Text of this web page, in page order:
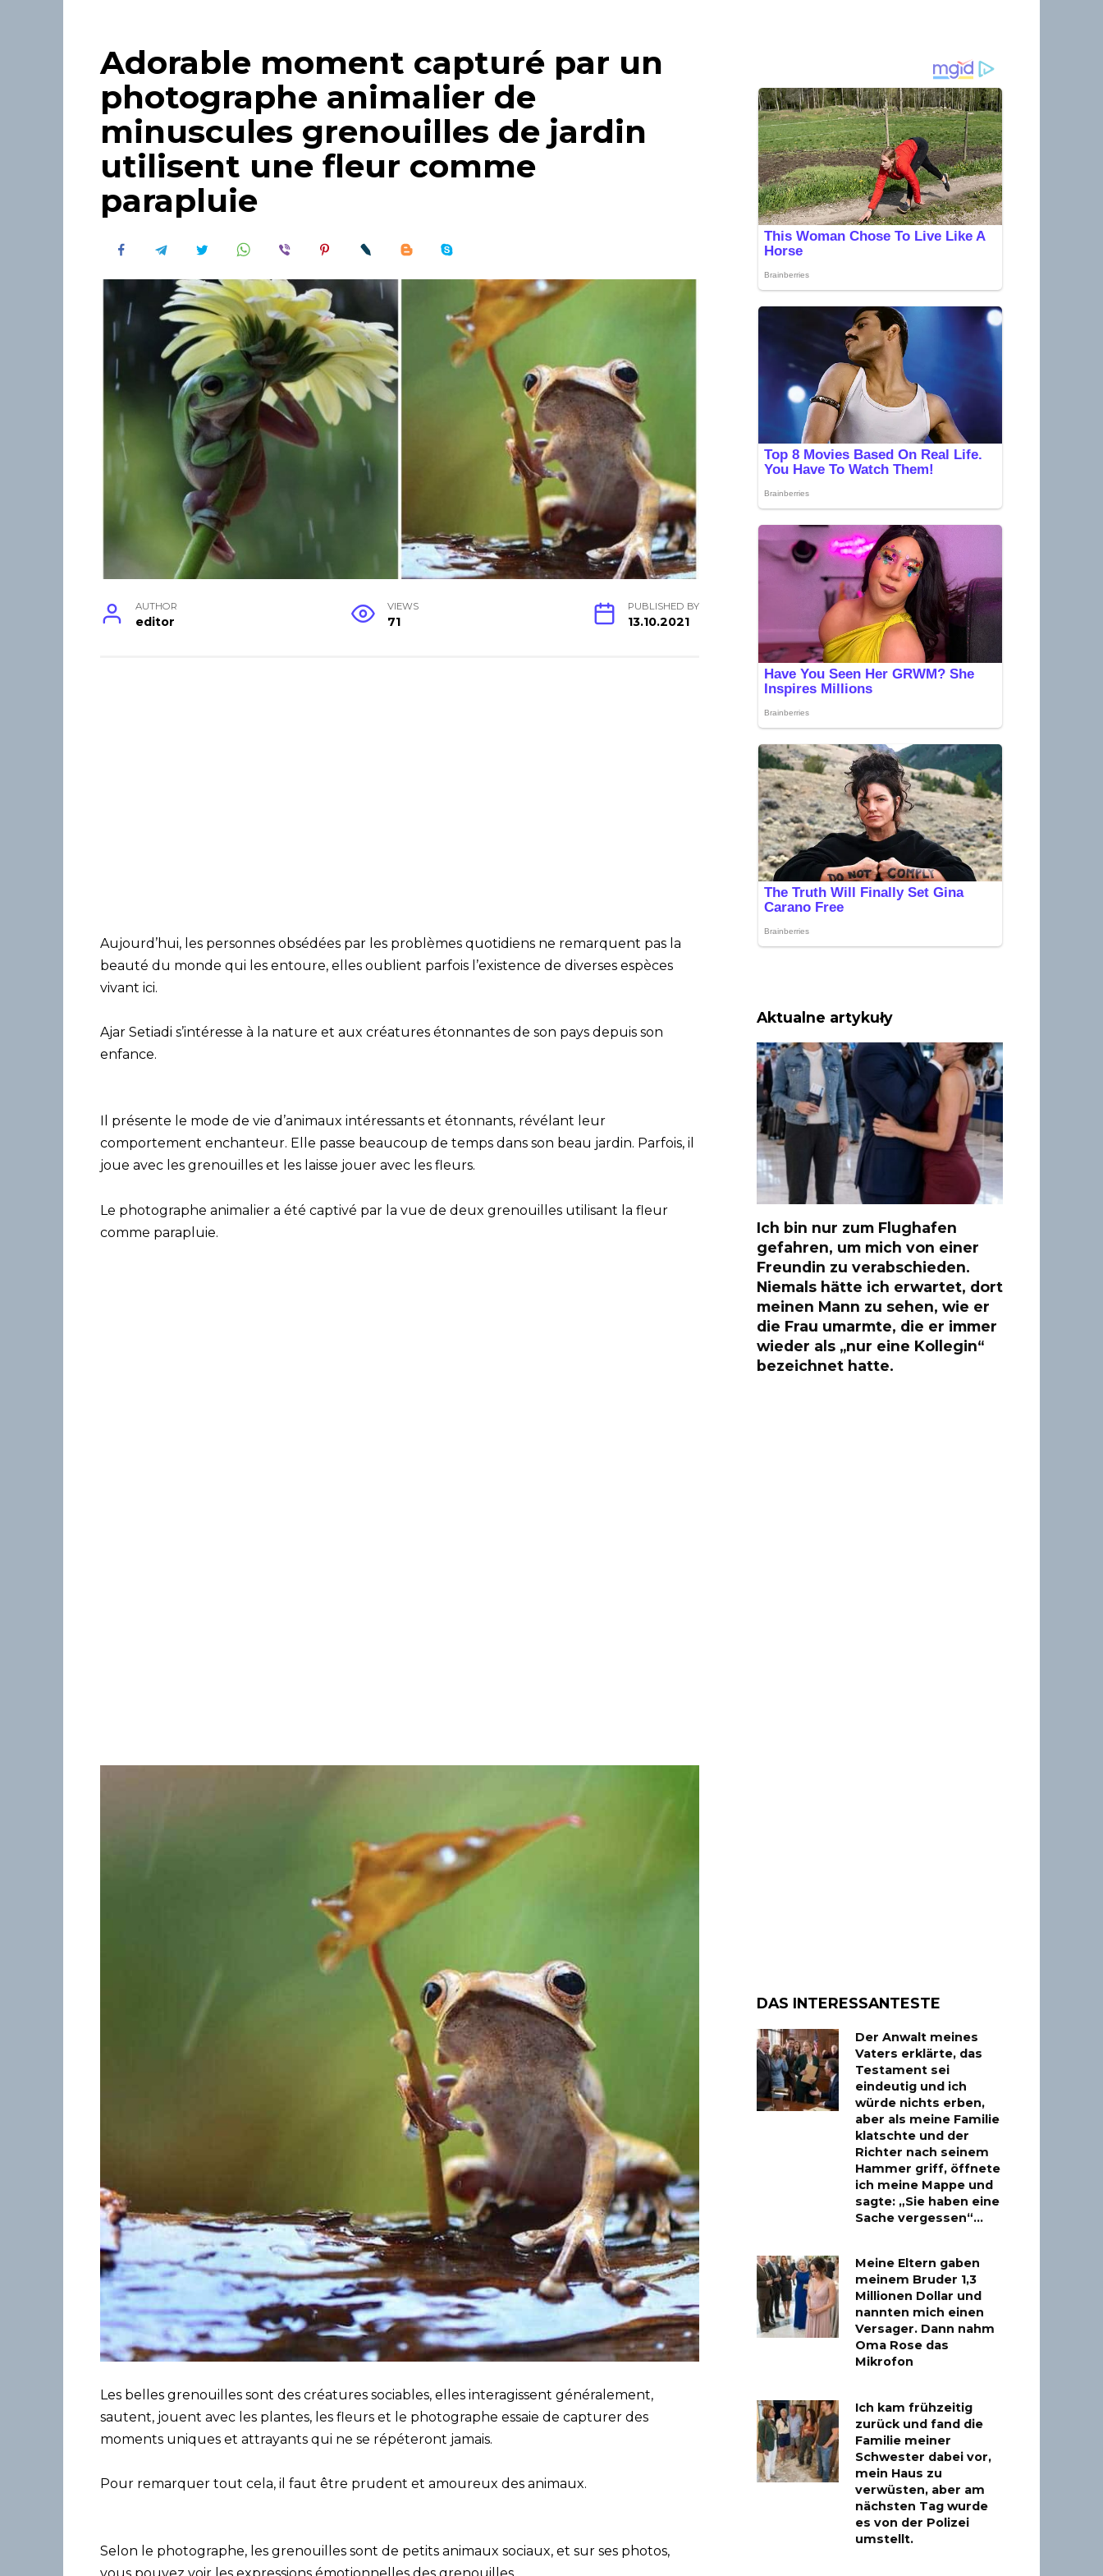
Adorable moment capturé par un
photographe animalier de
minuscules grenouilles de jardin
utilisent une fleur comme
parapluie
AUTHOR
editor
VIEWS
71
PUBLISHED BY
13.10.2021
Aujourd’hui, les personnes obsédées par les problèmes quotidiens ne remarquent pas la
beauté du monde qui les entoure, elles oublient parfois l’existence de diverses espèces
vivant ici.
Ajar Setiadi s’intéresse à la nature et aux créatures étonnantes de son pays depuis son
enfance.
Il présente le mode de vie d’animaux intéressants et étonnants, révélant leur
comportement enchanteur. Elle passe beaucoup de temps dans son beau jardin. Parfois, il
joue avec les grenouilles et les laisse jouer avec les fleurs.
Le photographe animalier a été captivé par la vue de deux grenouilles utilisant la fleur
comme parapluie.
Les belles grenouilles sont des créatures sociables, elles interagissent généralement,
sautent, jouent avec les plantes, les fleurs et le photographe essaie de capturer des
moments uniques et attrayants qui ne se répéteront jamais.
Pour remarquer tout cela, il faut être prudent et amoureux des animaux.
Selon le photographe, les grenouilles sont de petits animaux sociaux, et sur ses photos,
vous pouvez voir les expressions émotionnelles des grenouilles.
Aktualne artykuły
Ich bin nur zum Flughafen
gefahren, um mich von einer
Freundin zu verabschieden.
Niemals hätte ich erwartet, dort
meinen Mann zu sehen, wie er
die Frau umarmte, die er immer
wieder als „nur eine Kollegin“
bezeichnet hatte.
DAS INTERESSANTESTE
Der Anwalt meines
Vaters erklärte, das
Testament sei
eindeutig und ich
würde nichts erben,
aber als meine Familie
klatschte und der
Richter nach seinem
Hammer griff, öffnete
ich meine Mappe und
sagte: „Sie haben eine
Sache vergessen“…
Meine Eltern gaben
meinem Bruder 1,3
Millionen Dollar und
nannten mich einen
Versager. Dann nahm
Oma Rose das
Mikrofon
Ich kam frühzeitig
zurück und fand die
Familie meiner
Schwester dabei vor,
mein Haus zu
verwüsten, aber am
nächsten Tag wurde
es von der Polizei
umstellt.